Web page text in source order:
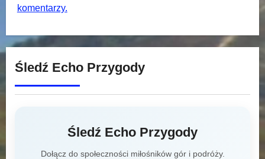
komentarzy.
Śledź Echo Przygody
Śledź Echo Przygody
Dołącz do społeczności miłośników gór i podróży.